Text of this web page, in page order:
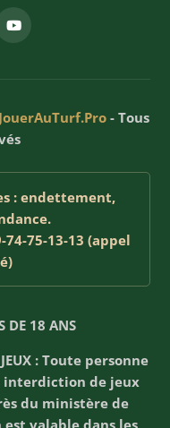
- Tous
: endettement,
75-13-13 (appel
DE 18 ANS
JEUX : Toute personne
de jeux
du ministère de
valable dans les